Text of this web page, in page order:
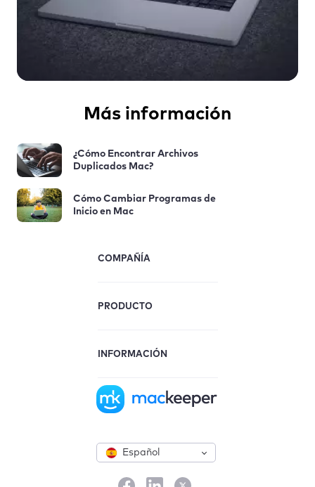
Más información
¿Cómo Encontrar Archivos
Duplicados Mac?
Cómo Cambiar Programas de
Inicio en Mac
Español
COMPAÑÍA
PRODUCTO
INFORMACIÓN